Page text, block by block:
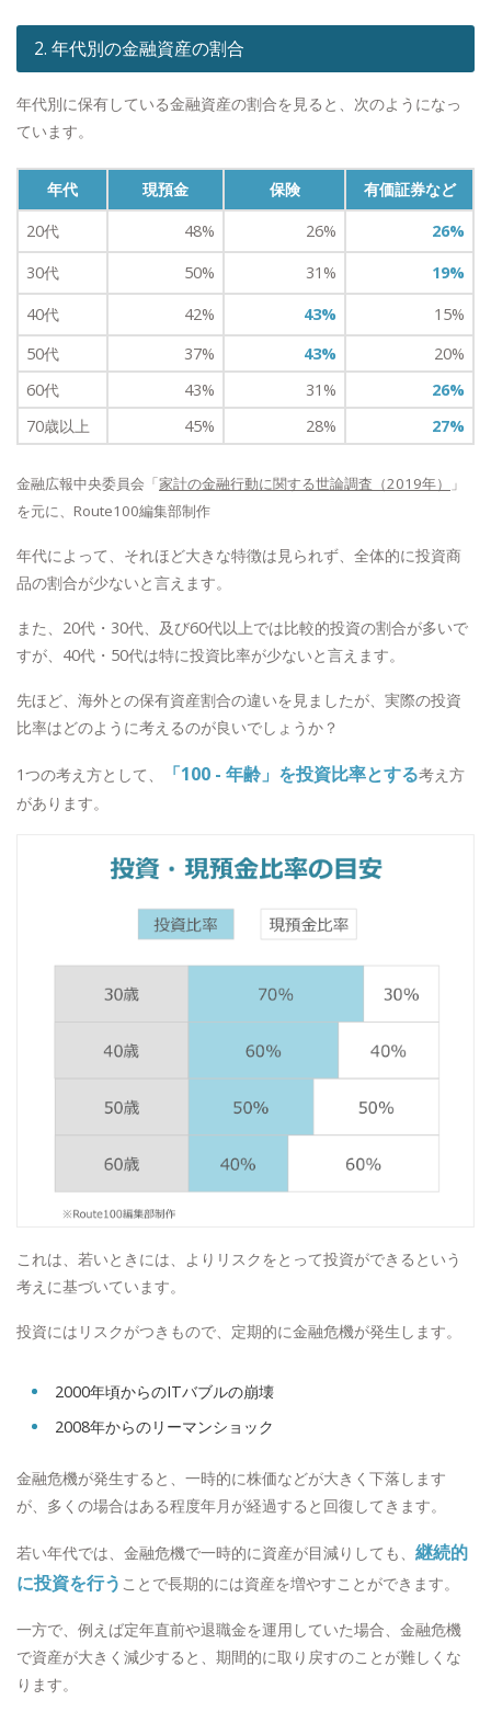
2. 年代別の金融資産の割合
年代別に保有している金融資産の割合を見ると、次のようになっ
ています。
年代 現預金 保険
有価証券など
20代
48% 26%
26%
30代
50% 31%
19%
40代
42% 43%
15%
50代
37% 43%
20%
60代
43% 31%
26%
70歳以上
45% 28% 27%
金融広報中央委員会「家計の金融行動に関する世論調査（2019年）
」
を元に、Route100編集部制作
年代によって、それほど大きな特徴は見られず、全体的に投資商
品の割合が少ないと言えます。
また、20代・30代、及び60代以上では比較的投資の割合が多いで
すが、40代・50代は特に投資比率が少ないと言えます。
先ほど、海外との保有資産割合の違いを見ましたが、実際の投資
比率はどのように考えるのが良いでしょうか？
1つの考え方として、 「100 - 年齢」を投資比率とする考え方
があります。
これは、若いときには、よりリスクをとって投資ができるという
考えに基づいています。
投資にはリスクがつきもので、定期的に金融危機が発生します。
2000年頃からのITバブルの崩壊
2008年からのリーマンショック
金融危機が発生すると、一時的に株価などが大きく下落します
が、多くの場合はある程度年月が経過すると回復してきます。
若い年代では、金融危機で一時的に資産が目減りしても、 継続的
に投資を行う ことで長期的には資産を増やすことができます。
一方で、例えば定年直前や退職金を運用していた場合、金融危機
で資産が大きく減少すると、期間的に取り戻すのことが難しくな
ります。